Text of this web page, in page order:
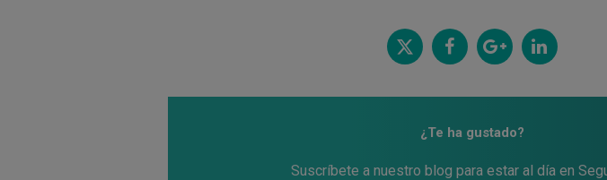
¿Te ha gustado?
Suscríbete a nuestro blog para estar al día en